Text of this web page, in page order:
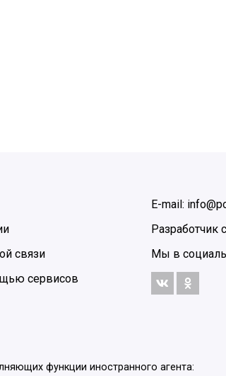
связи
сервисов
E-mail:
Разработчик
Мы в
функции иностранного агента: